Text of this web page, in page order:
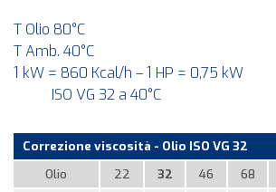
T Olio 80°C
T Amb. 40°C
1 kW = 860 Kcal/h – 1 HP = 0,75 kW
ISO VG 32 a 40°C
Correzione viscosità - Olio ISO VG 32
Olio
22 32 46 68